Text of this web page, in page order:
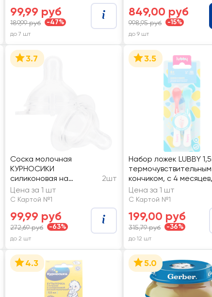
99,99 руб
189,99 руб -47%
до 7 шт
849,00 руб
998,95 руб -15%
до 9 шт
3.7
Соска молочная
КУРНОСИКИ
силиконовая на
широкое горло,
средний поток, с 3
2шт
Цена за 1 шт
С Картой №1
99,99 руб
272,69 руб -63%
до 2 шт
3.5
Набор ложек LUBBY
термочувствительным
кончиком, с 4
7318/10, 2шт
Цена за 1 шт
С Картой №1
199,00 руб
315,79 руб -36%
до 12 шт
4.3 5.0